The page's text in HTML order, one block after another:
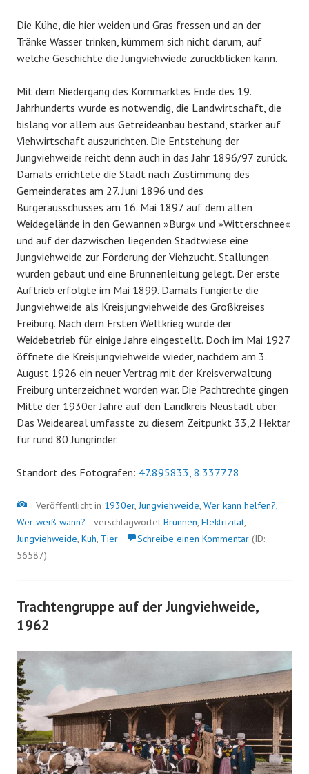
Die Kühe, die hier weiden und Gras fressen und an der
Tränke Wasser trinken, kümmern sich nicht darum, auf
welche Geschichte die Jungviehwiede zurückblicken kann.
Mit dem Niedergang des Kornmarktes Ende des 19.
Jahrhunderts wurde es notwendig, die Landwirtschaft, die
bislang vor allem aus Getreideanbau bestand, stärker auf
Viehwirtschaft auszurichten. Die Entstehung der
Jungviehweide reicht denn auch in das Jahr 1896/97 zurück.
Damals errichtete die Stadt nach Zustimmung des
Gemeinderates am 27. Juni 1896 und des
Bürgerausschusses am 16. Mai 1897 auf dem alten
Weidegelände in den Gewannen »Burg« und »Witterschnee«
und auf der dazwischen liegenden Stadtwiese eine
Jungviehweide zur Förderung der Viehzucht. Stallungen
wurden gebaut und eine Brunnenleitung gelegt. Der erste
Auftrieb erfolgte im Mai 1899. Damals fungierte die
Jungviehweide als Kreisjungviehweide des Großkreises
Freiburg. Nach dem Ersten Weltkrieg wurde der
Weidebetrieb für einige Jahre eingestellt. Doch im Mai 1927
öffnete die Kreisjungviehweide wieder, nachdem am 3.
August 1926 ein neuer Vertrag mit der Kreisverwaltung
Freiburg unterzeichnet worden war. Die Pachtrechte gingen
Mitte der 1930er Jahre auf den Landkreis Neustadt über.
Das Weideareal umfasste zu diesem Zeitpunkt 33,2 Hektar
für rund 80 Jungrinder.
Standort des Fotografen: 47.895833, 8.337778
Bild
Veröffentlicht in 1930er,Jungviehweide, Wer kann helfen?,
Wer weiß wann?
verschlagwortet Brunnen, Elektrizität,
Jungviehweide, Kuh, Tier Schreibe einen Kommentar (ID:
56587)
Trachtengruppe auf der Jungviehweide,
1962